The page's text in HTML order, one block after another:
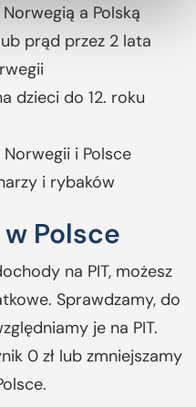
Polsce
na PIT, możesz
Sprawdzamy, do
je na PIT.
0 zł lub zmniejszamy
a Polską
prąd przez 2 lata
dzieci do 12. roku
i Polsce
i rybaków